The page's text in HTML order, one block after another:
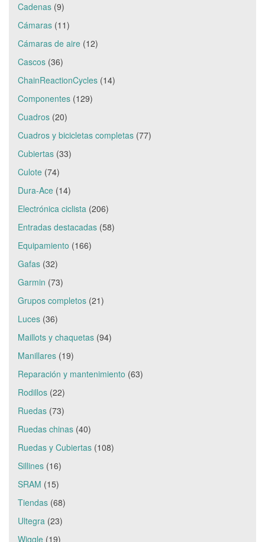
Cadenas (9)
Cámaras (11)
Cámaras de aire (12)
Cascos (36)
ChainReactionCycles (14)
Componentes (129)
Cuadros (20)
Cuadros y bicicletas completas (77)
Cubiertas (33)
Culote (74)
Dura-Ace (14)
Electrónica ciclista (206)
Entradas destacadas (58)
Equipamiento (166)
Gafas (32)
Garmin (73)
Grupos completos (21)
Luces (36)
Maillots y chaquetas (94)
Manillares (19)
Reparación y mantenimiento (63)
Rodillos (22)
Ruedas (73)
Ruedas chinas (40)
Ruedas y Cubiertas (108)
Sillines (16)
SRAM (15)
Tiendas (68)
Ultegra (23)
Wiggle (19)